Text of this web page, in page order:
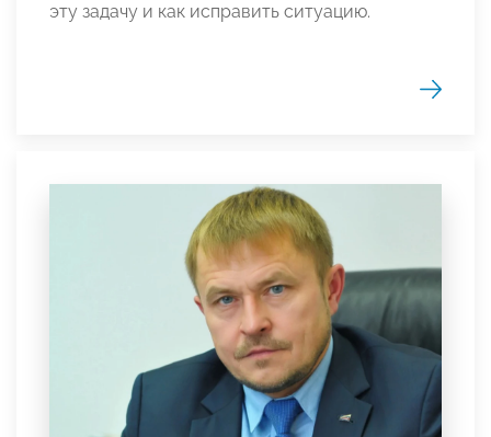
эту задачу и как исправить ситуацию.